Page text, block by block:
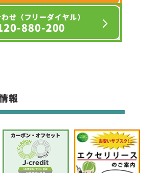
せ（フリーダイヤル）
880-200
報